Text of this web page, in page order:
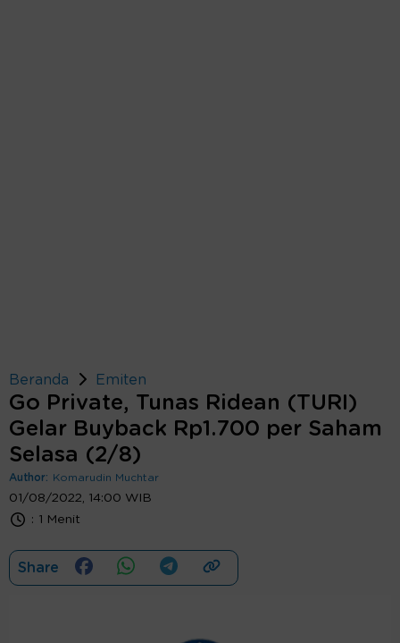
Beranda Emiten
Go Private, Tunas Ridean (TURI)
Gelar Buyback Rp1.700 per Saham
Selasa (2/8)
Author: Komarudin Muchtar
01/08/2022, 14:00 WIB
: 1 Menit
Share